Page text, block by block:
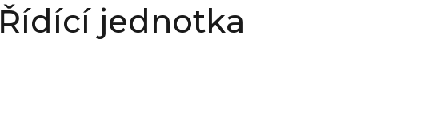
Řídící jednotka